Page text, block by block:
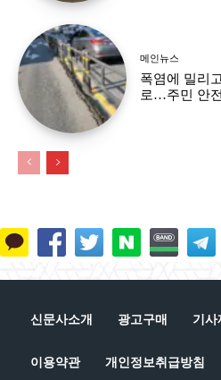
메인뉴스
폭염에 밀리
로…주민 안
신문사소개 광고구매 기사
이용약관 개인정보취급방침